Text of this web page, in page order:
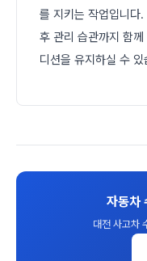
를 지키는 작업입니다
후 관리 습관까지 함
디션을 유지하실 수 있
자동차
대전 사고차